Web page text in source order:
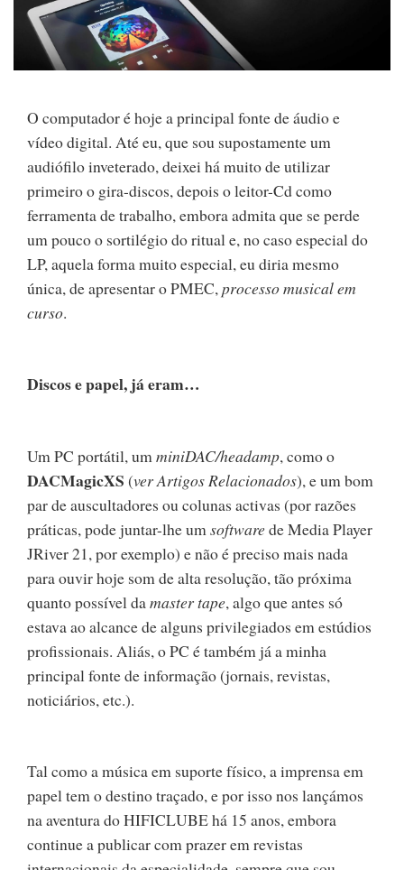
O computador é hoje a principal fonte de áudio e
vídeo digital. Até eu, que sou supostamente um
audiófilo inveterado, deixei há muito de utilizar
primeiro o gira-discos, depois o leitor-Cd como
ferramenta de trabalho, embora admita que se perde
um pouco o sortilégio do ritual e, no caso especial do
LP, aquela forma muito especial, eu diria mesmo
única, de apresentar o PMEC, processo musical em
curso.
Discos e papel, já eram…
Um PC portátil, um miniDAC/headamp, como o
DACMagicXS (ver Artigos Relacionados), e um bom
par de auscultadores ou colunas activas (por razões
práticas, pode juntar-lhe um softwarede Media Player
JRiver 21, por exemplo) e não é preciso mais nada
para ouvir hoje som de alta resolução, tão próxima
quanto possível damaster tape, algo que antes só
estava ao alcance de alguns privilegiados em estúdios
profissionais. Aliás, o PC é também já a minha
principal fonte de informação (jornais, revistas,
noticiários, etc.).
Tal como a música em suporte físico, a imprensa em
papel tem o destino traçado, e por isso nos lançámos
na aventura do HIFICLUBE há 15 anos, embora
continue a publicar com prazer em revistas